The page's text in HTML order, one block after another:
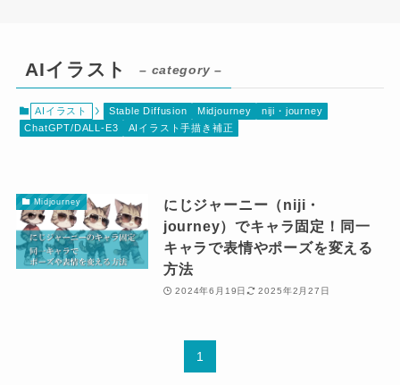
AIイラスト – category –
AIイラスト Stable Diffusion Midjourney
niji・journey
ChatGPT/DALL-E3
AIイラスト手描き補正
Midjourney
にじジャーニー（niji・
journey）でキャラ固定！同一
キャラで表情やポーズを変える
方法
2024年6月19日 2025年2月27日
1